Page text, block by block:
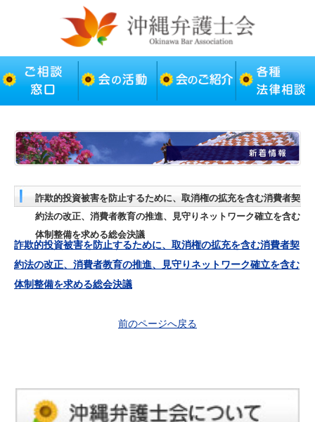
詐欺的投資被害を防止するために、取消権の拡充を含む消費者契
約法の改正、消費者教育の推進、見守りネットワーク確立を含む
体制整備を求める総会決議
詐欺的投資被害を防止するために、取消権の拡充を含む消費者契
約法の改正、消費者教育の推進、見守りネットワーク確立を含む
体制整備を求める総会決議
前のページへ戻る